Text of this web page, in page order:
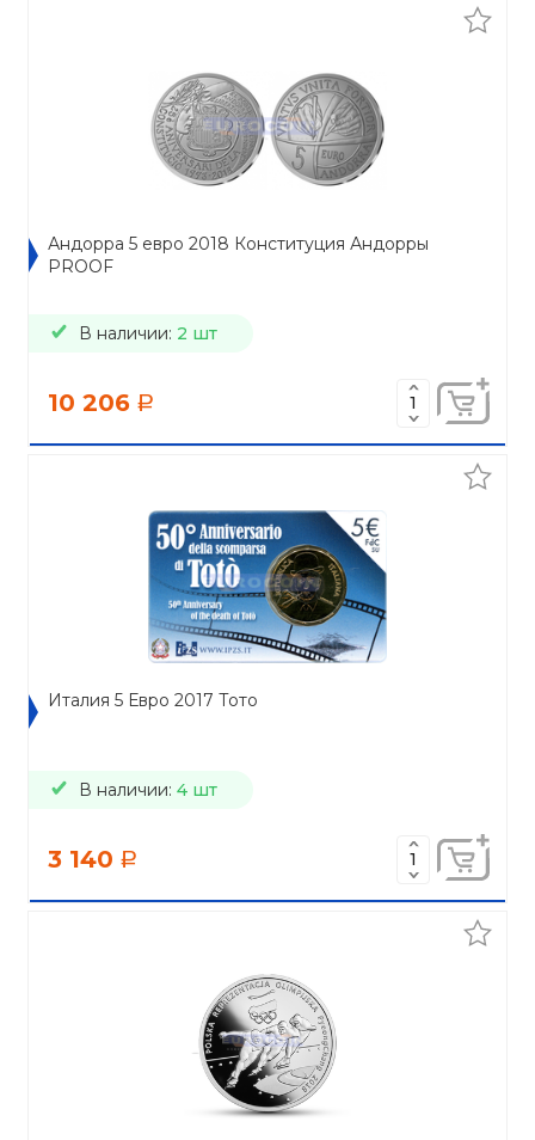
Андорра 5 евро 2018 Конституция Андорры
PROOF
В наличии: 2 шт
10 206 a
Италия 5 Евро 2017 Тото
В наличии: 4 шт
3 140 a